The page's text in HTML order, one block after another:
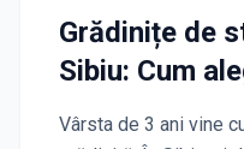
Grădinițe de
Sibiu: Cum
Vârsta de 3 ani vine